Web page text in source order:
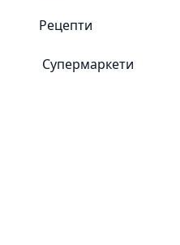
Рецепти
Супермаркети